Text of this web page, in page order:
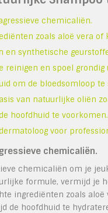
chemicaliën.
zoals aloë vera of
en synthetische
reinigen en spoel grondig
om de bloedsomloop
van natuurlijke oliën
hoofdhuid te voorkomen.
voor
chemicaliën.
chemicaliën om je
formule, vermijd je
ingrediënten zoals
de hoofdhuid te